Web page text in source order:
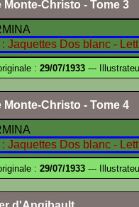
Monte-Christo - Tome 3
: 29/07/1933 ---
Monte-Christo - Tome 4
: 29/07/1933 ---